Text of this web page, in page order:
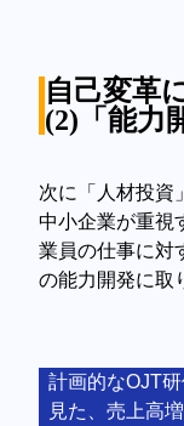
自己変革
(2)「能力
次に「人材投資
中小企業が重視
業員の仕事に対
の能力開発に取
計画的なOJT
見た、売上高